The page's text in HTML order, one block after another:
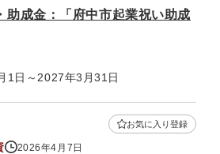
助成金：「府中市起業祝い助成
1日～2027年3月31日
2026年4月7日
お気に入り登録